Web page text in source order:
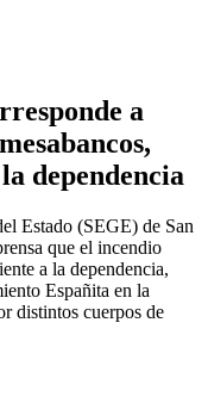
a
dependencia
Estado (SEGE) de San
que el incendio
a la dependencia,
Españita en la
distintos cuerpos de